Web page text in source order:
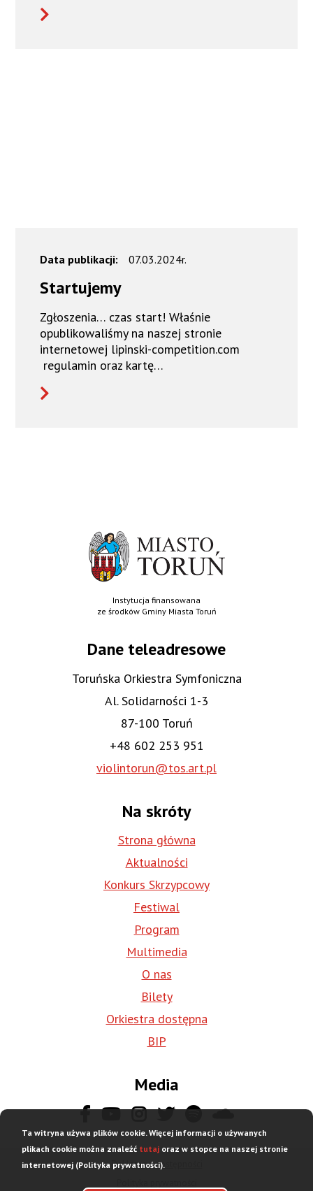
Ta witryna używa plików cookie. Więcej informacji o używanych
plikach cookie można znaleźć tutaj oraz w stopce na naszej stronie
internetowej (Polityka prywatności).
Data publikacji: 07.03.2024r.
Startujemy
Zgłoszenia… czas start! Właśnie
opublikowaliśmy na naszej stronie
internetowej lipinski-competition.com
regulamin oraz kartę…
Instytucja finansowana
ze środków Gminy Miasta Toruń
Dane teleadresowe
Toruńska Orkiestra Symfoniczna
Al. Solidarności 1-3
87-100 Toruń
+48 602 253 951
violintorun@tos.art.pl
Na skróty
Strona główna
Aktualności
Konkurs Skrzypcowy
Festiwal
Program
Multimedia
O nas
Bilety
Orkiestra dostępna
BIP
Media
Deklaracja dostępności